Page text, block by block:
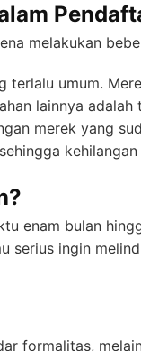
melakukan
umum.
lainnya
merek yang
enam bulan
serius ingin
formalitas,